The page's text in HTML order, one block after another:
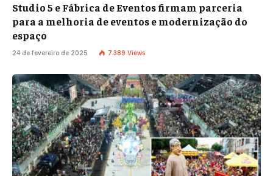
Studio 5 e Fábrica de Eventos firmam parceria
para a melhoria de eventos e modernização do
espaço
24 de fevereiro de 2025 7.389 Views